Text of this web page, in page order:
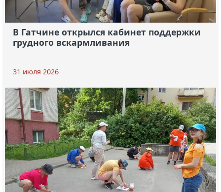
В Гатчине открылся кабинет поддержки
грудного вскармливания
31 июля 2026